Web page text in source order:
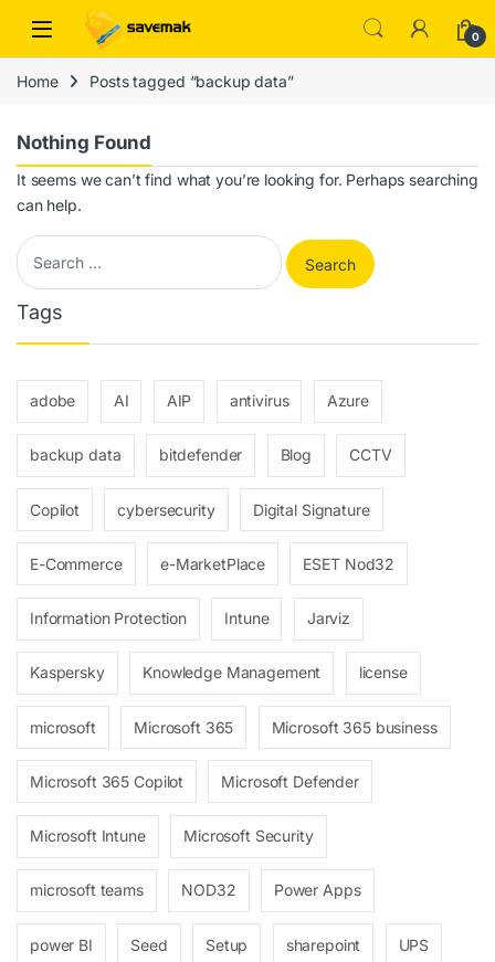
Skip to navigation
Skip to content
Open 0
Home Posts tagged “backup data”
Nothing Found
It seems we can’t find what you’re looking for. Perhaps searching
can help.
Search for:
Tags
adobe AI AIP antivirus Azure
backup data bitdefender Blog CCTV
Copilot cybersecurity Digital Signature
E-Commerce e-MarketPlace ESET Nod32
Information Protection Intune Jarviz
Kaspersky Knowledge Management license
microsoft Microsoft 365 Microsoft 365 business
Microsoft 365 Copilot Microsoft Defender
Microsoft Intune Microsoft Security
microsoft teams NOD32 Power Apps
power BI Seed Setup sharepoint UPS